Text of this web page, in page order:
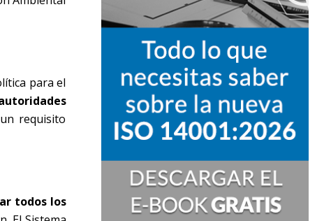
para el
requisito
todos los